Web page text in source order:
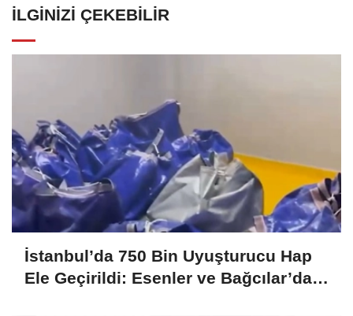
İLGINIZI ÇEKEBILIR
İstanbul’da 750 Bin Uyuşturucu Hap
Ele Geçirildi: Esenler ve Bağcılar’da